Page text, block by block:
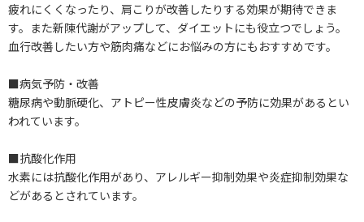
疲れにくくなったり、肩こりが改善したりする効果が期待できま
す。また新陳代謝がアップして、ダイエットにも役立つでしょう。
血行改善したい方や筋肉痛などにお悩みの方にもおすすめです。
■病気予防・改善
糖尿病や動脈硬化、アトピー性皮膚炎などの予防に効果があるとい
われています。
■抗酸化作用
水素には抗酸化作用があり、アレルギー抑制効果や炎症抑制効果な
どがあるとされています。